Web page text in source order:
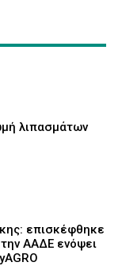
λιπασμάτων
επισκέφθηκε
ΑΑΔΕ ενόψει